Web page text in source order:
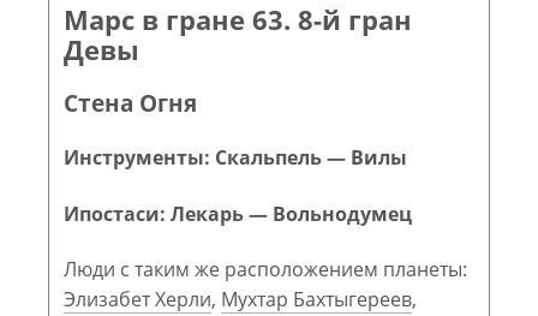
Марс в гране 63. 8-й гран
Девы
Стена Огня
Инструменты: Скальпель — Вилы
Ипостаси: Лекарь — Вольнодумец
Люди с таким же расположением планеты:
Элизабет Херли, Мухтар Бахтыгереев,